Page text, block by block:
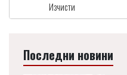
Изчисти
Последни новини